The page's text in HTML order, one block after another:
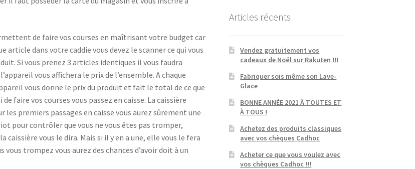
de faire vos courses en maîtrisant votre budget car
article dans votre caddie vous devez le scanner ce qui vous
Si vous prenez 3 articles identiques il vous faudra
vous affichera le prix de l’ensemble. A chaque
vous donne le prix du produit et fait le total de ce que
faire vos courses vous passez en caisse. La caissière
premiers passages en caisse vous aurez sûrement une
pour contrôler que vous ne vous êtes pas tromper,
caissière vous le dira. Mais si il y en a une, elle vous le fera
vous trompez vous aurez des chances d’avoir doit à un
Articles récents
Vendez gratuitement vos
cadeaux de Noël sur Rakuten !!!
Fabriquer sois même son Lave-
Glace
BONNE ANNÉE 2021 À TOUTES ET
À TOUS !
Achetez des produits classiques
avec vos chèques Cadhoc
Acheter ce que vous voulez avec
vos chèques Cadhoc !!!